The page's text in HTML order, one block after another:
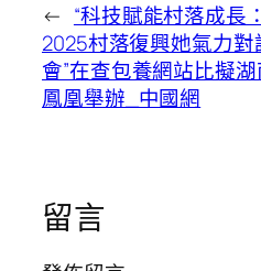
← “科技賦能村落成長：
2025村落復興她氣力對
會”在查包養網站比擬
鳳凰舉辦_中國網
留言